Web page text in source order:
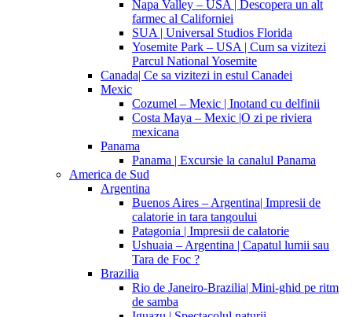
Napa Valley – USA | Descopera un alt
farmec al Californiei
SUA | Universal Studios Florida
Yosemite Park – USA | Cum sa vizitezi
Parcul National Yosemite
Canada| Ce sa vizitezi in estul Canadei
Mexic
Cozumel – Mexic | Inotand cu delfinii
Costa Maya – Mexic |O zi pe riviera
mexicana
Panama
Panama | Excursie la canalul Panama
America de Sud
Argentina
Buenos Aires – Argentina| Impresii de
calatorie in tara tangoului
Patagonia | Impresii de calatorie
Ushuaia – Argentina | Capatul lumii sau
Tara de Foc ?
Brazilia
Rio de Janeiro-Brazilia| Mini-ghid pe ritm
de samba